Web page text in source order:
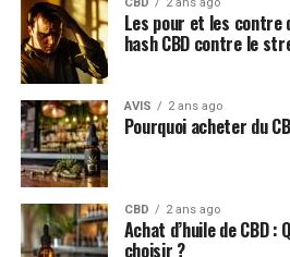
sont une excellente alternative
les gélules et les huiles, et
plutôt délicieux de l’intégrer à
utilisez déjà le CBD dans le cadre
quotidienne de bien-être, les
bon moyen d’augmenter votre
d’autres nutraceutiques à des
journée.
Comment fonctionne le CBD ? Le
Les pour et les contre
hash CBD contre le
AVIS 2 ans ago
Pourquoi acheter du
CBD 2 ans ago
Achat d’huile de CBD
choisir ?